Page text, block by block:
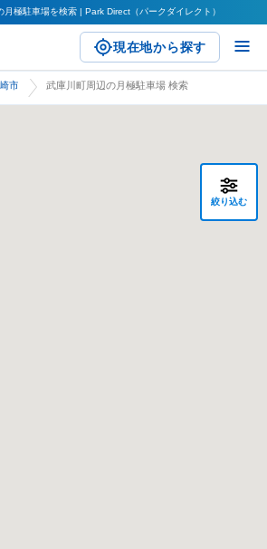
極駐車場を検索 | Park Direct（パークダイレクト）
現在地から探す
市 武庫川町周辺の月極駐車場 検索
絞り込む